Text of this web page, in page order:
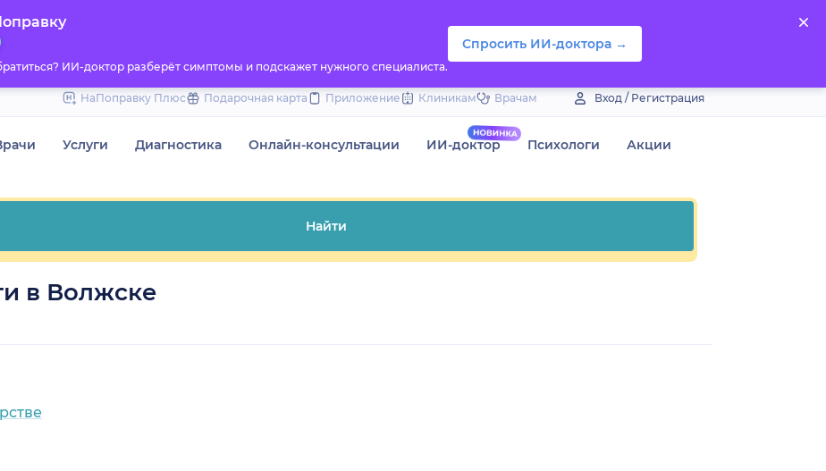
ИИ-доктор разберёт симптомы и подскажет нужного специалиста.
Спросить ИИ-доктора →
НаПоправку Плюс Подарочная карта Приложение Клиникам Врачам Вход / Регистрация
Услуги Диагностика Онлайн-консультации ИИ-доктор Психологи Акции
Найти
в Волжске